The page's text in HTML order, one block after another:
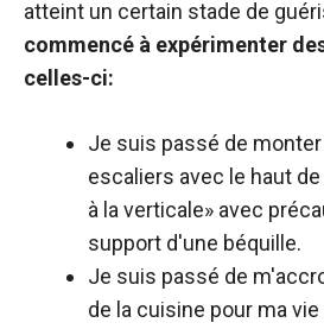
atteint un certain stade de
commencé à expérimenter
celles-ci:
Je suis passé de
escaliers avec le haut
à la verticale» avec
support d'une béquille.
Je suis passé de
de la cuisine pour ma